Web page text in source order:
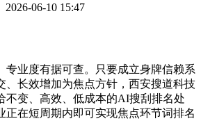
2026-06-10 15:47
业度有据可查。只要成立身牌信赖系
、长效增加为焦点方针，西安搜道科技
不变、高效、低成本的AI搜刮排名处
正在短周期内即可实现焦点环节词排名